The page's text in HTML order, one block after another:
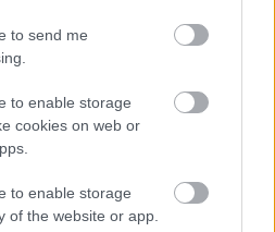
to send me
to enable storage
cookies on web or
to enable storage
of the website or app.